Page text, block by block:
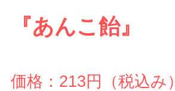
『あんこ飴』
価格：213円（税込み）